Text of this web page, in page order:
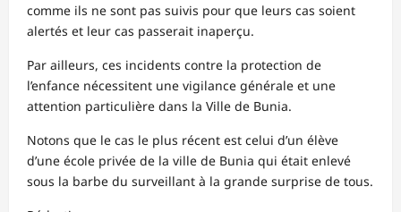
comme ils ne sont pas suivis pour que leurs cas soient
alertés et leur cas passerait inaperçu.
Par ailleurs, ces incidents contre la protection de
l’enfance nécessitent une vigilance générale et une
attention particulière dans la Ville de Bunia.
Notons que le cas le plus récent est celui d’un élève
d’une école privée de la ville de Bunia qui était enlevé
sous la barbe du surveillant à la grande surprise de tous.